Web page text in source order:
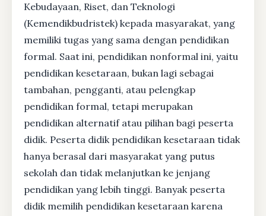
Kebudayaan, Riset, dan Teknologi
(Kemendikbudristek) kepada masyarakat, yang
memiliki tugas yang sama dengan pendidikan
formal. Saat ini, pendidikan nonformal ini, yaitu
pendidikan kesetaraan, bukan lagi sebagai
tambahan, pengganti, atau pelengkap
pendidikan formal, tetapi merupakan
pendidikan alternatif atau pilihan bagi peserta
didik. Peserta didik pendidikan kesetaraan tidak
hanya berasal dari masyarakat yang putus
sekolah dan tidak melanjutkan ke jenjang
pendidikan yang lebih tinggi. Banyak peserta
didik memilih pendidikan kesetaraan karena